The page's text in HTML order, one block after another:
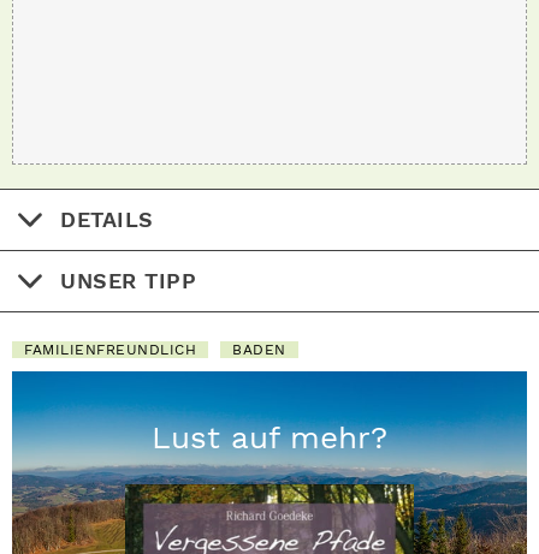
DETAILS
UNSER TIPP
FAMILIENFREUNDLICH BADEN
Lust auf mehr?